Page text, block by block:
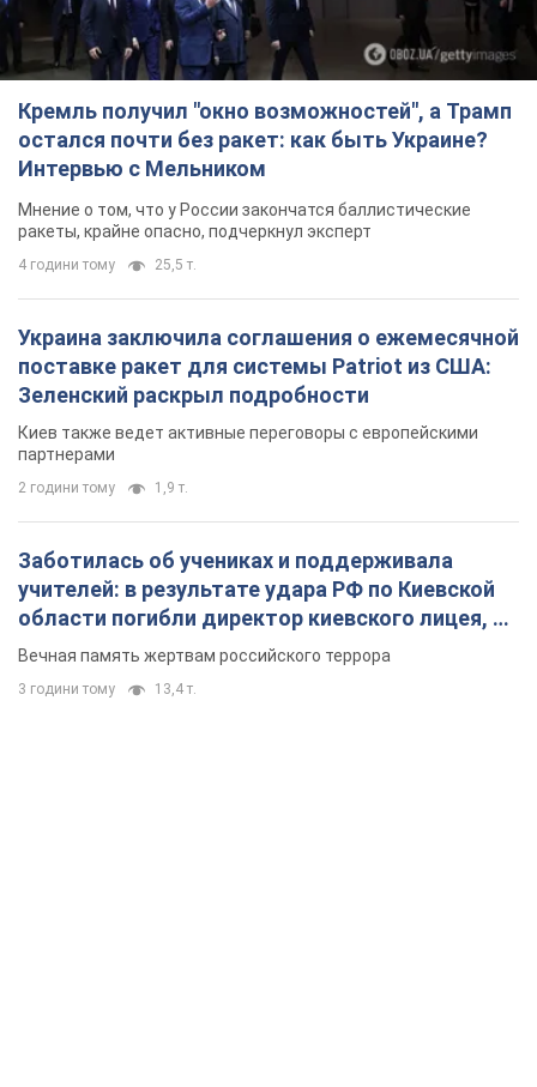
Кремль получил "окно возможностей", а Трамп
остался почти без ракет: как быть Украине?
Интервью с Мельником
Мнение о том, что у России закончатся баллистические
ракеты, крайне опасно, подчеркнул эксперт
4 години тому 25,5 т.
Украина заключила соглашения о ежемесячной
поставке ракет для системы Patriot из США:
Зеленский раскрыл подробности
Киев также ведет активные переговоры с европейскими
партнерами
2 години тому 1,9 т.
Заботилась об учениках и поддерживала
учителей: в результате удара РФ по Киевской
области погибли директор киевского лицея, её
муж и внук
Вечная память жертвам российского террора
3 години тому 13,4 т.